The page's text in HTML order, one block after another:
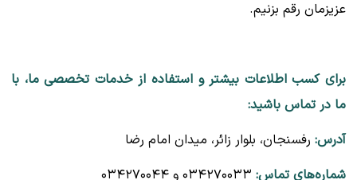
عزیزمان رقم بزنیم.
برای کسب اطلاعات بیشتر و استفاده از خدمات تخصصی ما، با
ما در تماس باشید:
آدرس: رفسنجان، بلوار زائر، میدان امام رضا
شماره‌های تماس: